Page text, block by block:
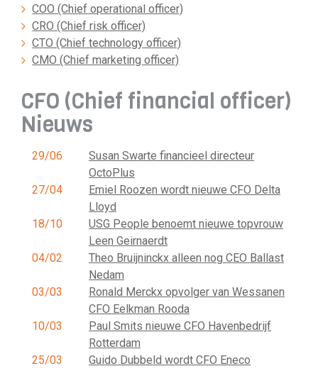
COO (Chief operational officer)
CRO (Chief risk officer)
CTO (Chief technology officer)
CMO (Chief marketing officer)
CFO (Chief financial officer)
Nieuws
29/06
Susan Swarte financieel directeur
OctoPlus
27/04
Emiel Roozen wordt nieuwe CFO Delta
Lloyd
18/10
USG People benoemt nieuwe topvrouw
Leen Geirnaerdt
04/02
Theo Bruijninckx alleen nog CEO Ballast
Nedam
03/03
Ronald Merckx opvolger van Wessanen
CFO Eelkman Rooda
10/03
Paul Smits nieuwe CFO Havenbedrijf
Rotterdam
25/03
Guido Dubbeld wordt CFO Eneco